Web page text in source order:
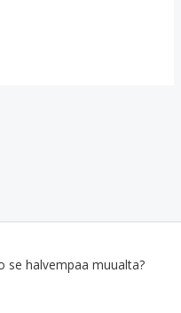
se halvempaa muualta?